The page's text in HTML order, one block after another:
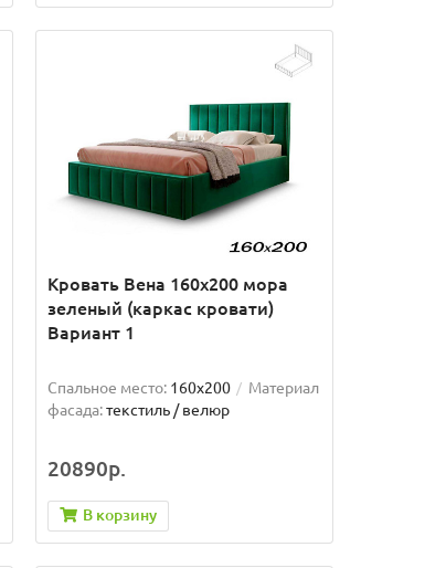
Кровать Вена 160х200 мора
зеленый (каркас кровати)
Вариант 1
Спальное место: 160x200
Материал
фасада:текстиль / велюр
20890р.
В корзину